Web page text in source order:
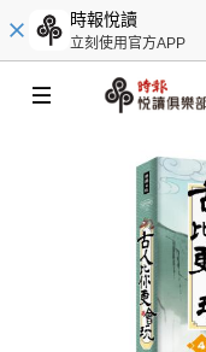
時報悅讀
立刻使用官方APP